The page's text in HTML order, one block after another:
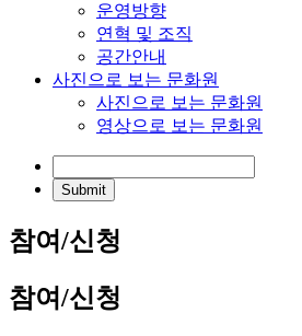
운영방향
연혁 및 조직
공간안내
사진으로 보는 문화원
사진으로 보는 문화원
영상으로 보는 문화원
참여/신청
참여/신청